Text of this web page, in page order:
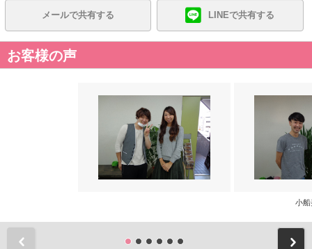
メールで共有する LINEで共有する
お客様の声
小船